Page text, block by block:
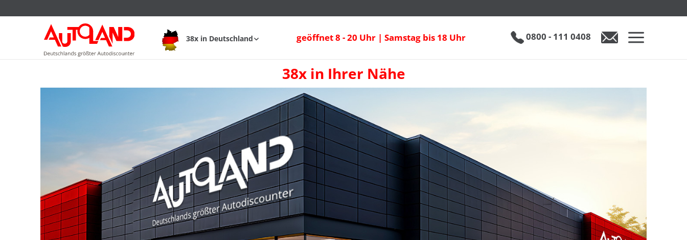
38x in Deutschland geöffnet 8 - 20 Uhr | Samstag bis 18 Uhr 0800 - 111 0408
38x in Ihrer Nähe